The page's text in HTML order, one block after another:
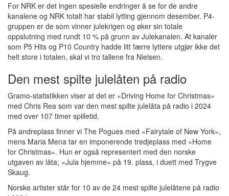
For NRK er det ingen spesielle endringer å se for de andre
kanalene og NRK totalt har stabil lytting gjennom desember. P4-
gruppen er de som vinner julekrigen og øker sin totale
oppslutning med rundt 10 % på grunn av Julekanalen. At kanaler
som P5 Hits og P10 Country hadde litt færre lyttere utgjør ikke det
helt store i totalen, skal vi tro tallene fra Nielsen.
Den mest spilte julelåten på radio
Gramo-statistikken viser at det er «Driving Home for Christmas»
med Chris Rea som var den mest spilte julelåta på radio i 2024
med over 107 timer spilletid.
På andreplass finner vi The Pogues med «Fairytale of New York»,
mens Maria Mena tar en imponerende tredjeplass med «Home
for Christmas». Hun er også representert med den norske
utgaven av låta; «Jula hjemme» på 19. plass, i duett med Trygve
Skaug.
Norske artister står for 10 av de 24 mest spilte julelåtene på radio